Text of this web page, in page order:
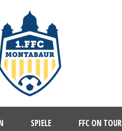
SPIELE FFC ON TOUR